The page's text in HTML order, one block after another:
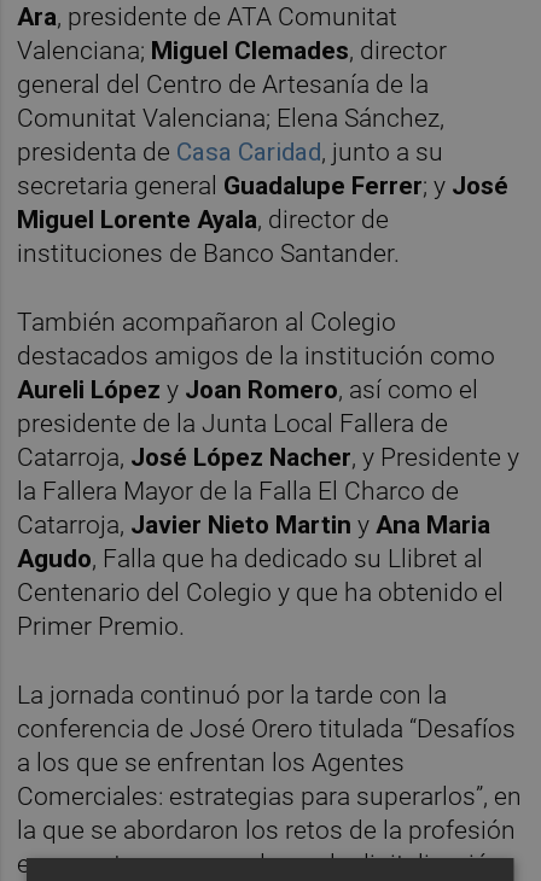
Ara, presidente de ATA Comunitat
Valenciana; Miguel Clemades, director
general del Centro de Artesanía de la
Comunitat Valenciana; Elena Sánchez,
presidenta de Casa Caridad, junto a su
secretaria general Guadalupe Ferrer; y José
Miguel Lorente Ayala, director de
instituciones de Banco Santander.
También acompañaron al Colegio
destacados amigos de la institución como
Aureli López y Joan Romero, así como el
presidente de la Junta Local Fallera de
Catarroja, José López Nacher, y Presidente y
la Fallera Mayor de la Falla El Charco de
Catarroja, Javier Nieto Martiny Ana Maria
Agudo, Falla que ha dedicado su Llibret al
Centenario del Colegio y que ha obtenido el
Primer Premio.
La jornada continuó por la tarde con la
conferencia de José Orero titulada “Desafíos
a los que se enfrentan los Agentes
Comerciales: estrategias para superarlos”, en
la que se abordaron los retos de la profesión
en un entorno marcado por la digitalización.